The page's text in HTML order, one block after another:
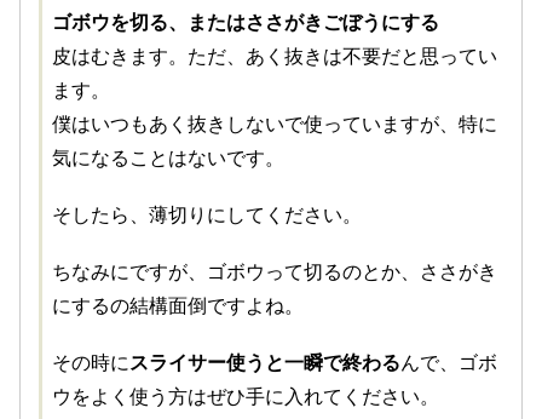
ゴボウを切る、またはささがきごぼうにする
皮はむきます。ただ、あく抜きは不要だと思ってい
ます。
僕はいつもあく抜きしないで使っていますが、特に
気になることはないです。
そしたら、薄切りにしてください。
ちなみにですが、ゴボウって切るのとか、ささがき
にするの結構面倒ですよね。
その時に スライサー使うと一瞬で終わるんで、ゴボ
ウをよく使う方はぜひ手に入れてください。